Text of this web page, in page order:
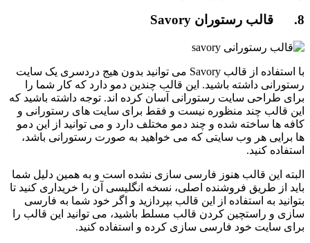
8. قالب رستوران Savory
با استفاده از قالب Savory می توانید بدون هیج دردسری یک سایت
رستورانی داشته باشید. این قالب چندین دمو دارد که کار شما را
برای طراحی سایت رستورانی آسان کرده اند. توجه داشته باشید که
این قالب چند منظوره نیست و فقط برای سایت های رستورانی و
کافه ها ساخته شده و چند دمو مختلف دارد و می توانید از این دمو
ها برایی هر وب سایتی که می خواهید به صورت رستورانی باشد،
استفاده کنید.
البته این قالب هنوز فارسی سازی نشده است و به همین دلیل شما
باید از طریق فروشنده اصلی، نسخه انگلیسی آن را خریداری کنید تا
بتوانید به استفاده از این قالب بپردازید و اگر خود شما به فارسی
سازی و راستچین کردن قالب مسلط باشید، می توانید این قالب را
برای سایت خود فارسی سازی کرده و استفاده کنید.